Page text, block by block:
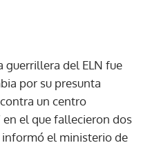
guerrillera del ELN fue
por su presunta
un centro
en el que fallecieron dos
el ministerio de